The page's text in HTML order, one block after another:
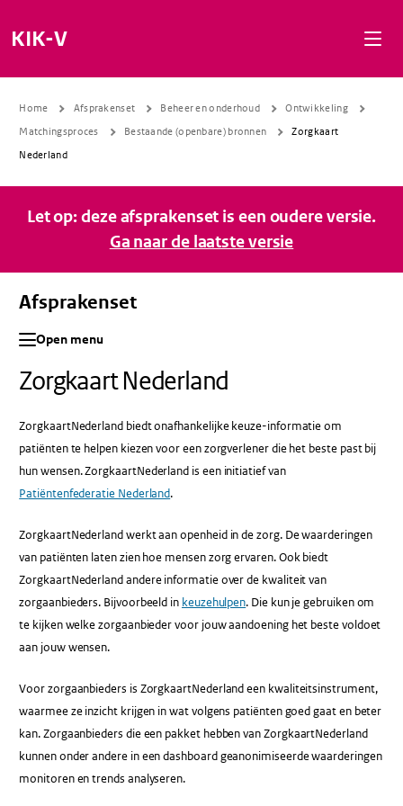
KIK-V
Home Afsprakenset Beheer en onderhoud
Ontwikkeling
Matchingsproces
Bestaande (openbare) bronnen
Zorgkaart
Nederland
Let op: deze afsprakenset is een oudere versie.
Ga naar de laatste versie
Afsprakenset
Open menu
Zorgkaart Nederland
ZorgkaartNederland biedt onafhankelijke keuze-informatie om
patiënten te helpen kiezen voor een zorgverlener die het beste past bij
hun wensen. ZorgkaartNederland is een initiatief van
Patiëntenfederatie Nederland.
ZorgkaartNederland werkt aan openheid in de zorg. De waarderingen
van patiënten laten zien hoe mensen zorg ervaren. Ook biedt
ZorgkaartNederland andere informatie over de kwaliteit van
zorgaanbieders. Bijvoorbeeld in keuzehulpen. Die kun je gebruiken om
te kijken welke zorgaanbieder voor jouw aandoening het beste voldoet
aan jouw wensen.
Voor zorgaanbieders is ZorgkaartNederland een kwaliteitsinstrument,
waarmee ze inzicht krijgen in wat volgens patiënten goed gaat en beter
kan. Zorgaanbieders die een pakket hebben van ZorgkaartNederland
kunnen onder andere in een dashboard geanonimiseerde waarderingen
monitoren en trends analyseren.